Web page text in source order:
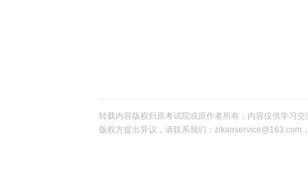
转载内容版权归原考试院或原作者所有，内容仅供学习
版权方提出异议，请联系我们：zikaoservice@163.com